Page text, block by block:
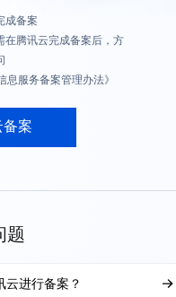
成备案
在腾讯云完成备案后，方
服务备案管理办法》
备案
题
云进行备案？